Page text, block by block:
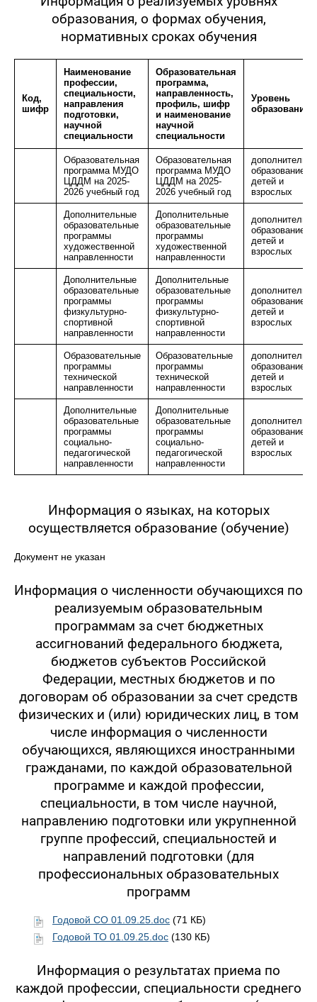
образования, о формах обучения,
нормативных сроках обучения
Код,
шифр
Наименование
профессии,
специальности,
направления
подготовки,
научной
специальности
Образовательная
программа,
направленность,
профиль, шифр
и наименование
научной
специальности
Уровень
образования
Образовательная
программа МУДО
ЦДДМ на 2025-
2026 учебный год
Образовательная
программа МУДО
ЦДДМ на 2025-
2026 учебный год
образование
детей и
взрослых
Дополнительные
образовательные
программы
художественной
направленности
Дополнительные
образовательные
программы
художественной
направленности
образование
детей и
взрослых
Дополнительные
образовательные
программы
физкультурно-
спортивной
направленности
Дополнительные
образовательные
программы
физкультурно-
спортивной
направленности
образование
детей и
взрослых
Образовательные
программы
технической
направленности
Образовательные
программы
технической
направленности
образование
детей и
взрослых
Дополнительные
образовательные
программы
социально-
педагогической
направленности
Дополнительные
образовательные
программы
социально-
педагогической
направленности
образование
детей и
взрослых
Информация о языках, на которых
осуществляется образование (обучение)
Документ не указан
Информация о численности обучающихся по
реализуемым образовательным
программам за счет бюджетных
ассигнований федерального бюджета,
бюджетов субъектов Российской
Федерации, местных бюджетов и по
договорам об образовании за счет средств
физических и (или) юридических лиц, в том
числе информация о численности
обучающихся, являющихся иностранными
гражданами, по каждой образовательной
программе и каждой профессии,
специальности, в том числе научной,
направлению подготовки или укрупненной
группе профессий, специальностей и
направлений подготовки (для
профессиональных образовательных
программ
Годовой СО 01.09.25.doc (71 КБ)
Годовой ТО 01.09.25.doc (130 КБ)
Информация о результатах приема по
каждой профессии, специальности среднего